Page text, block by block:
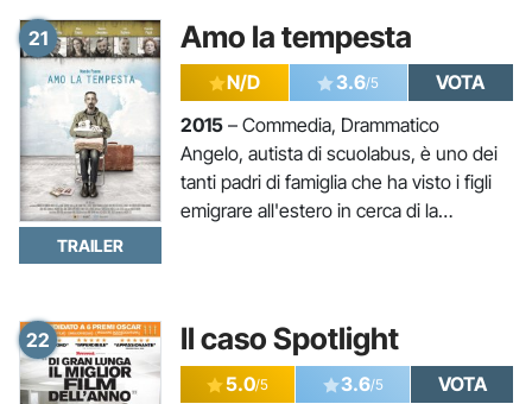
21 Amo la tempesta
TRAILER
N/D 3.6/5
VOTA
2015 – Commedia, Drammatico
Angelo, autista di scuolabus, è uno dei
tanti padri di famiglia che ha visto i figli
emigrare all'estero in cerca di la…
22 Il caso Spotlight
5.0/5 3.6/5
VOTA